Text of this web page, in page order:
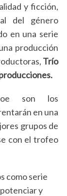
y ficción,
del género
en una serie
producción
Trío
son los
en una
grupos de
con el trofeo
como serie
y